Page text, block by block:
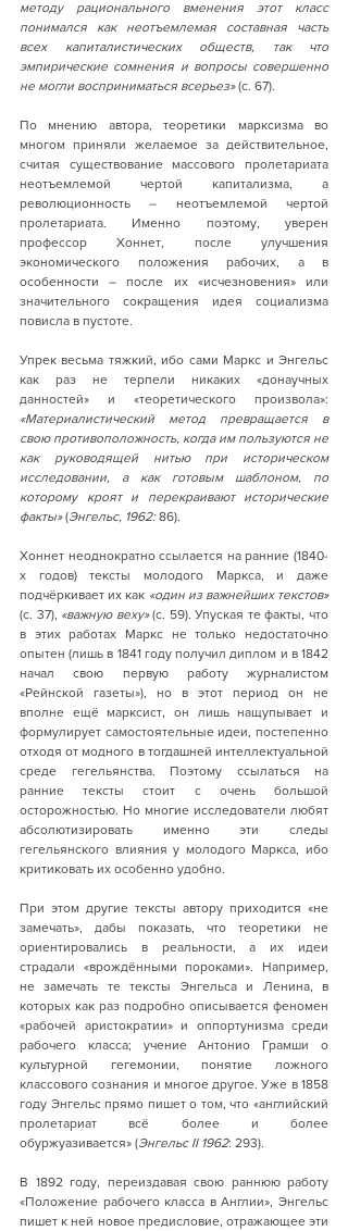
методу рационального вменения этот класс
понимался как неотъемлемая составная часть
всех капиталистических обществ, так что
эмпирические сомнения и вопросы совершенно
не могли восприниматься всерьез» (с. 67).
По мнению автора, теоретики марксизма во
многом приняли желаемое за действительное,
считая существование массового пролетариата
неотъемлемой чертой капитализма, а
революционность – неотъемлемой чертой
пролетариата. Именно поэтому, уверен
профессор Хоннет, после улучшения
экономического положения рабочих, а в
особенности – после их «исчезновения» или
значительного сокращения идея социализма
повисла в пустоте.
Упрек весьма тяжкий, ибо сами Маркс и Энгельс
как раз не терпели никаких «донаучных
«Материалистический метод превращается в
свою противоположность, когда им пользуются не
как руководящей нитью при историческом
исследовании, а как готовым шаблоном, по
которому кроят и перекраивают исторические
факты» (Энгельс, 1962: 86).
Хоннет неоднократно ссылается на ранние (1840-
х годов) тексты молодого Маркса, и даже
подчёркивает их как
«один из важнейших текстов»
(с. 37), «важную веху» (с. 59). Упуская те факты, что
в этих работах Маркс не только недостаточно
опытен (лишь в 1841 году получил диплом и в 1842
начал свою первую работу журналистом
«Рейнской газеты»), но в этот период он не
вполне ещё марксист, он лишь нащупывает и
формулирует самостоятельные идеи, постепенно
отходя от модного в тогдашней интеллектуальной
среде гегельянства. Поэтому ссылаться на
ранние тексты стоит с очень большой
осторожностью. Но многие исследователи любят
абсолютизировать именно эти следы
гегельянского влияния у молодого Маркса, ибо
критиковать их особенно удобно.
При этом другие тексты автору приходится «не
замечать», дабы показать, что теоретики не
ориентировались в реальности, а их идеи
страдали «врождёнными пороками». Например,
не замечать те тексты Энгельса и Ленина, в
которых как раз подробно описывается феномен
«рабочей аристократии» и оппортунизма среди
рабочего класса; учение Антонио Грамши о
культурной гегемонии, понятие ложного
классового сознания и многое другое. Уже в 1858
году Энгельс прямо пишет о том, что «английский
пролетариат всё более и более
обуржуазивается» (Энгельс II 1962: 293).
В 1892 году, переиздавая свою раннюю работу
«Положение рабочего класса в Англии», Энгельс
пишет к ней новое предисловие, отражающее эти